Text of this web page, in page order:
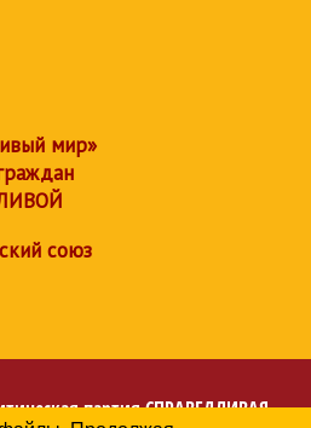
мир»
союз
партияСПРАВЕДЛИВАЯ